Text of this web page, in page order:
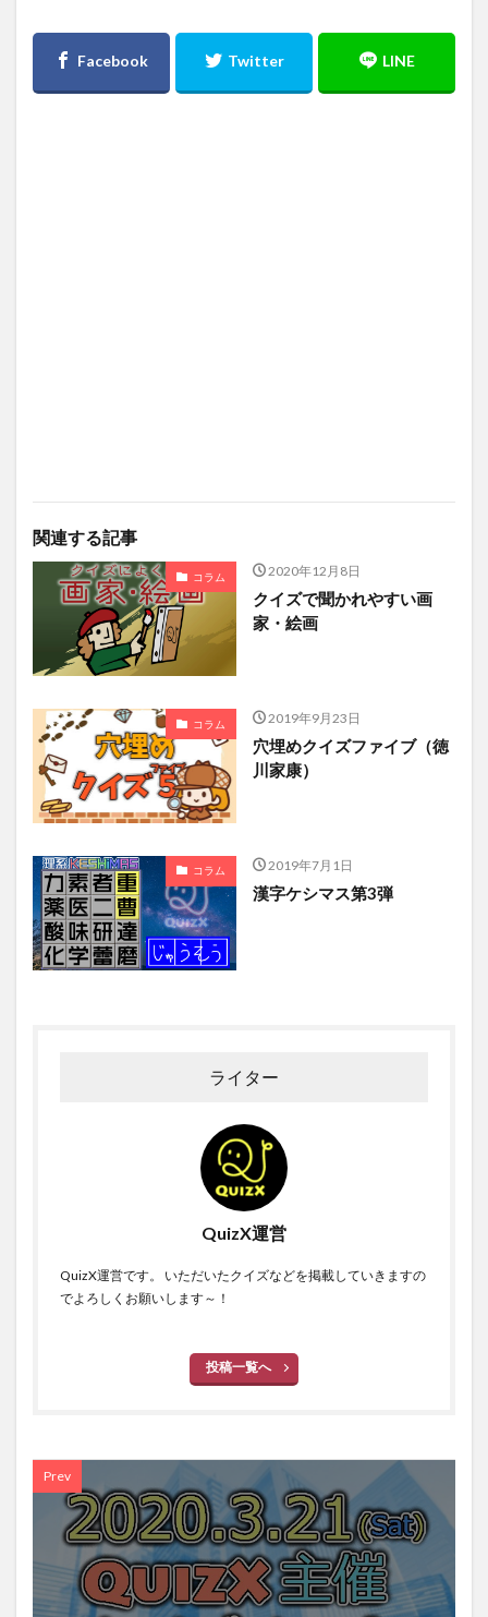
関連する記事
コラム 2020年12月8日
クイズで聞かれやすい画
家・絵画
コラム 2019年9月23日
穴埋めクイズファイブ（徳
川家康）
コラム 2019年7月1日
漢字ケシマス第3弾
ライター
QuizX運営
QuizX運営です。 いただいたクイズなどを掲載していきますの
でよろしくお願いします～！
投稿一覧へ
Prev